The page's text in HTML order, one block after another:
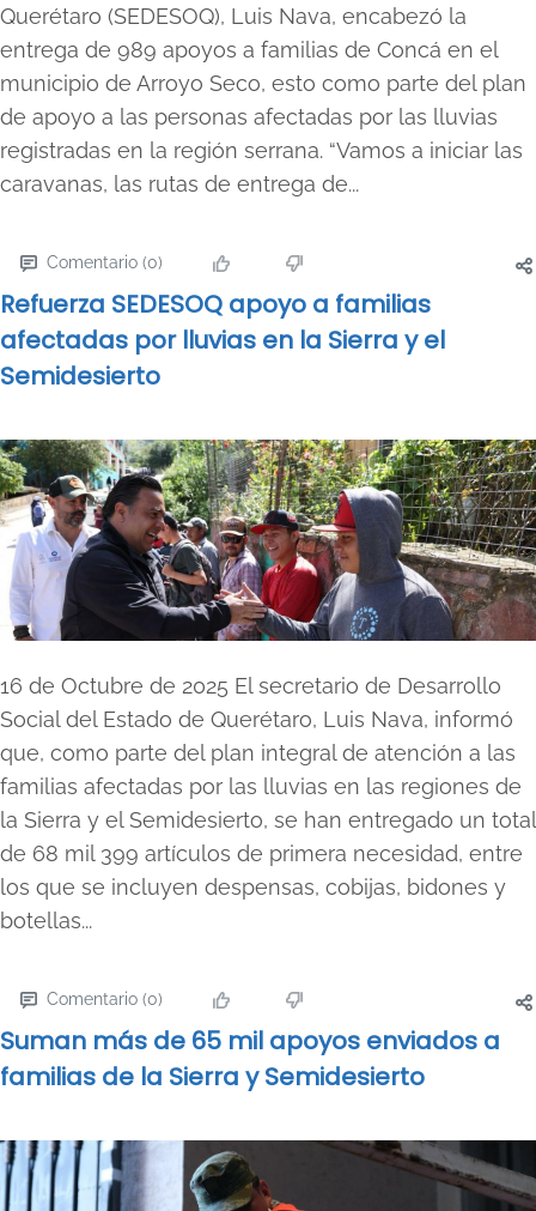
Querétaro (SEDESOQ), Luis Nava, encabezó la
entrega de 989 apoyos a familias de Concá en el
municipio de Arroyo Seco, esto como parte del plan
de apoyo a las personas afectadas por las lluvias
registradas en la región serrana. “Vamos a iniciar las
caravanas, las rutas de entrega de...
Comentario (0)
Refuerza SEDESOQ apoyo a familias
afectadas por lluvias en la Sierra y el
Semidesierto
16 de Octubre de 2025 El secretario de Desarrollo
Social del Estado de Querétaro, Luis Nava, informó
que, como parte del plan integral de atención a las
familias afectadas por las lluvias en las regiones de
la Sierra y el Semidesierto, se han entregado un total
de 68 mil 399 artículos de primera necesidad, entre
los que se incluyen despensas, cobijas, bidones y
botellas...
Comentario (0)
Suman más de 65 mil apoyos enviados a
familias de la Sierra y Semidesierto